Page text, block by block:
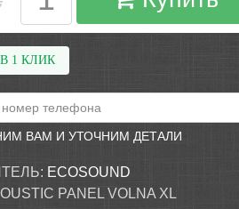
1 КЛИК
ВАМ И УТОЧНИМ ДЕТАЛИ
ECOSOUND
PANEL VOLNA XL